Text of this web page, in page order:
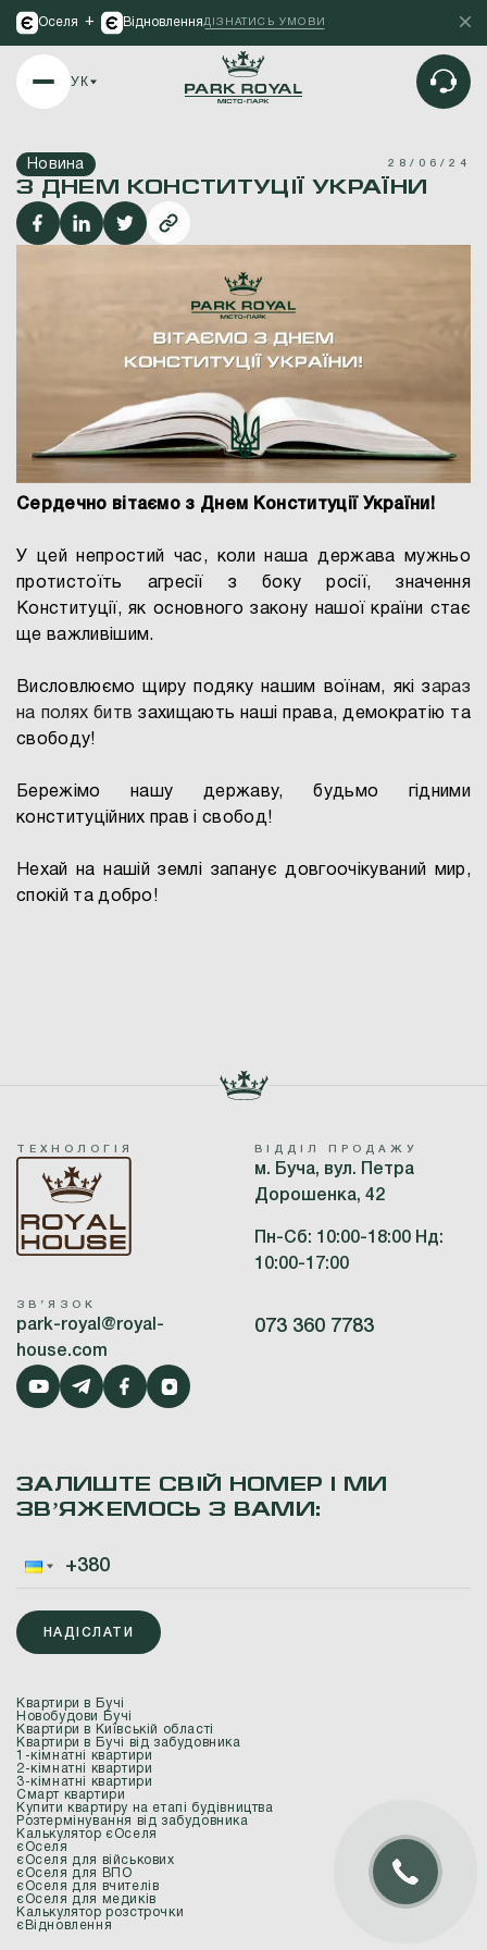
Оселя + Відновлення ДІЗНАТИСЬ УМОВИ
УК
Новина 28/06/24
З ДНЕМ КОНСТИТУЦІЇ УКРАЇНИ
Сердечно вітаємо з Днем Конституції України!
У цей непростий час, коли наша держава мужньо
протистоїть агресії з боку росії, значення
Конституції, як основного закону нашої країни стає
ще важливішим.
Висловлюємо щиру подяку нашим воїнам, які зараз
на полях битвзахищають наші права, демократію та
свободу!
Бережімо нашу державу, будьмо гідними
конституційних прав і свобод!
Нехай на нашій землі запанує довгоочікуваний мир,
спокій та добро!
ТЕХНОЛОГІЯ ВІДДІЛ ПРОДАЖУ
м. Буча, вул. Петра
Дорошенка, 42
Пн-Сб: 10:00-18:00 Нд:
10:00-17:00
ЗВʼЯЗОК
park-royal@royal-
house.com
073 360 7783
ЗАЛИШТЕ СВІЙ НОМЕР І МИ
ЗВʼЯЖЕМОСЬ З ВАМИ:
НАДІСЛАТИ
Квартири в Бучі
Новобудови Бучі
Квартири в Київській області
Квартири в Бучі від забудовника
1-кімнатні квартири
2-кімнатні квартири
3-кімнатні квартири
Смарт квартири
Купити квартиру на етапі будівництва
Розтермінування від забудовника
Калькулятор єОселя
єОселя
єОселя для військових
єОселя для ВПО
єОселя для вчителів
єОселя для медиків
Калькулятор розстрочки
єВідновлення